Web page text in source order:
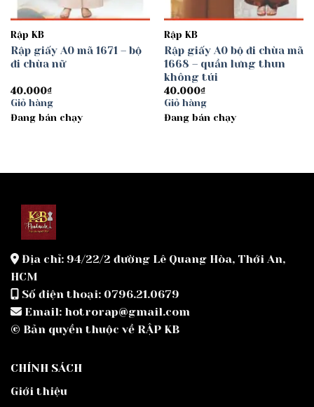
Rập KB
Rập giấy A0 mã 1671 – bộ
đi chùa nữ
40.000₫
Giỏ hàng
Đang bán chạy
Rập KB
Rập giấy A0 bộ đi chùa mã
1668 – quần lưng thun
không túi
40.000₫
Giỏ hàng
Đang bán chạy
Địa chỉ: 94/22/2 đường Lê Quang Hòa, Thới An,
HCM
Số điện thoại: 0796.21.0679
Email: hotrorap@gmail.com
© Bản quyền thuộc về RẬP KB
CHÍNH SÁCH
Giới thiệu